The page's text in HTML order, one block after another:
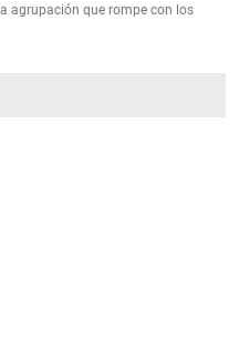
agrupación que rompe con los